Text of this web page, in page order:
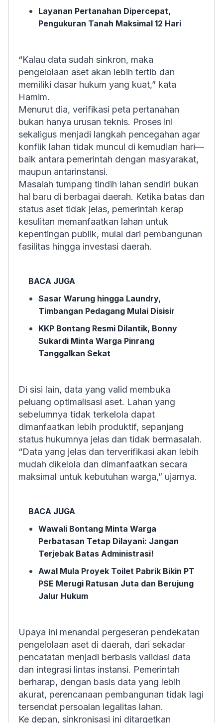
Layanan Pertanahan Dipercepat,
Pengukuran Tanah Maksimal 12 Hari
“Kalau data sudah sinkron, maka
pengelolaan aset akan lebih tertib dan
memiliki dasar hukum yang kuat,” kata
Hamim.
Menurut dia, verifikasi peta pertanahan
bukan hanya urusan teknis. Proses ini
sekaligus menjadi langkah pencegahan agar
konflik lahan tidak muncul di kemudian hari—
baik antara pemerintah dengan masyarakat,
maupun antarinstansi.
Masalah tumpang tindih lahan sendiri bukan
hal baru di berbagai daerah. Ketika batas dan
status aset tidak jelas, pemerintah kerap
kesulitan memanfaatkan lahan untuk
kepentingan publik, mulai dari pembangunan
fasilitas hingga investasi daerah.
BACA JUGA
Sasar Warung hingga Laundry,
Timbangan Pedagang Mulai Disisir
KKP Bontang Resmi Dilantik, Bonny
Sukardi Minta Warga Pinrang
Tanggalkan Sekat
Di sisi lain, data yang valid membuka
peluang optimalisasi aset. Lahan yang
sebelumnya tidak terkelola dapat
dimanfaatkan lebih produktif, sepanjang
status hukumnya jelas dan tidak bermasalah.
“Data yang jelas dan terverifikasi akan lebih
mudah dikelola dan dimanfaatkan secara
maksimal untuk kebutuhan warga,” ujarnya.
BACA JUGA
Wawali Bontang Minta Warga
Perbatasan Tetap Dilayani: Jangan
Terjebak Batas Administrasi!
Awal Mula Proyek Toilet Pabrik Bikin PT
PSE Merugi Ratusan Juta dan Berujung
Jalur Hukum
Upaya ini menandai pergeseran pendekatan
pengelolaan aset di daerah, dari sekadar
pencatatan menjadi berbasis validasi data
dan integrasi lintas instansi. Pemerintah
berharap, dengan basis data yang lebih
akurat, perencanaan pembangunan tidak lagi
tersendat persoalan legalitas lahan.
Ke depan, sinkronisasi ini ditargetkan